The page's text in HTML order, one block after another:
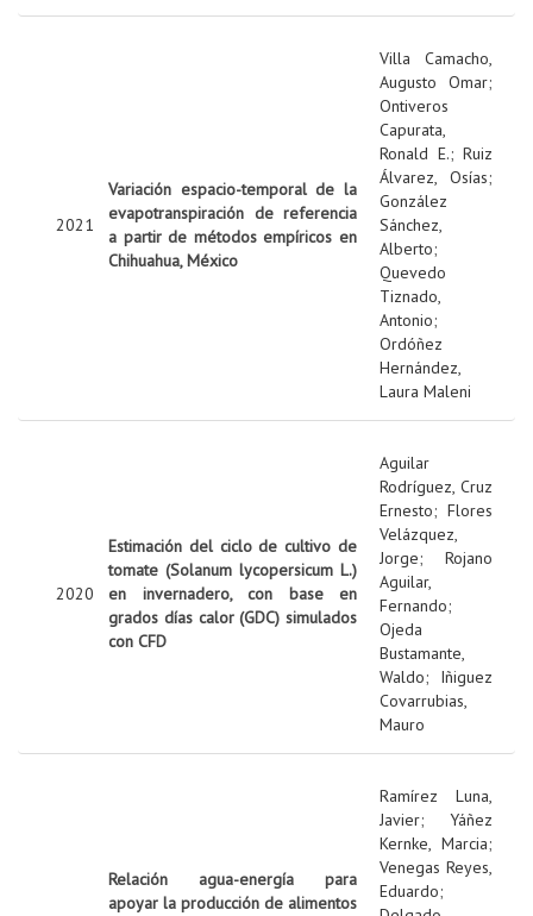
2021
Variación espacio-temporal de la
evapotranspiración de referencia
a partir de métodos empíricos en
Chihuahua, México
Villa Camacho,
Augusto Omar;
Ontiveros
Capurata,
Ronald E.; Ruiz
Álvarez, Osías;
González
Sánchez,
Alberto;
Quevedo
Tiznado,
Antonio;
Ordóñez
Hernández,
Laura Maleni
2020
Estimación del ciclo de cultivo de
tomate (Solanum lycopersicum L.)
en invernadero, con base en
grados días calor (GDC) simulados
con CFD
Aguilar
Rodríguez, Cruz
Ernesto; Flores
Velázquez,
Jorge; Rojano
Aguilar,
Fernando;
Ojeda
Bustamante,
Waldo; Iñiguez
Covarrubias,
Mauro
Relación agua-energía para
apoyar la producción de alimentos
Ramírez Luna,
Javier; Yáñez
Kernke, Marcia;
Venegas Reyes,
Eduardo;